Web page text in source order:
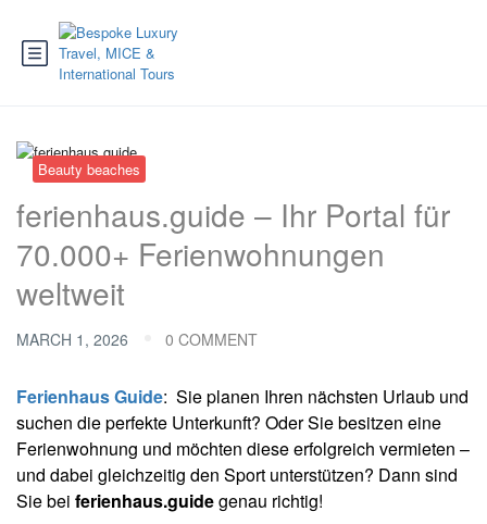
Beauty beaches
ferienhaus.guide – Ihr Portal für
70.000+ Ferienwohnungen
weltweit
MARCH 1, 2026 0 COMMENT
Ferienhaus Guide: Sie planen Ihren nächsten Urlaub und
suchen die perfekte Unterkunft? Oder Sie besitzen eine
Ferienwohnung und möchten diese erfolgreich vermieten –
und dabei gleichzeitig den Sport unterstützen? Dann sind
Sie bei ferienhaus.guidegenau richtig!